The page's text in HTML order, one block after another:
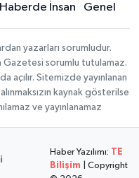
Haberde İnsan Genel
yazarları sorumludur.
Gazetesi sorumlu tutulamaz.
açılır. Sitemizde yayınlanan
kaynak gösterilse
ve yayınlanamaz
Haber Yazılımı:
TE
Bilişim | Copyright